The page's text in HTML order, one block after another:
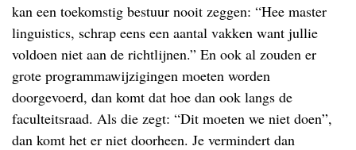
kan een toekomstig bestuur nooit zeggen: “Hee master
linguistics, schrap eens een aantal vakken want jullie
voldoen niet aan de richtlijnen.” En ook al zouden er
grote programmawijzigingen moeten worden
doorgevoerd, dan komt dat hoe dan ook langs de
faculteitsraad. Als die zegt: “Dit moeten we niet doen”,
dan komt het er niet doorheen. Je vermindert dan